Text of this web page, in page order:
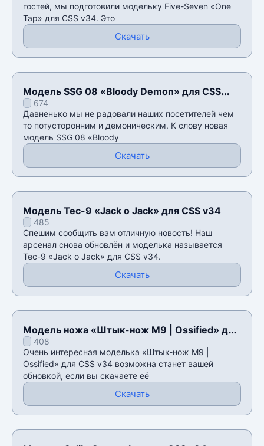
гостей, мы подготовили модельку Five-Seven «One
Tap» для CSS v34. Это
Скачать
Модель SSG 08 «Bloody Demon» для CSS
v34674
Давненько мы не радовали наших посетителей чем
то потусторонним и демоническим. К слову новая
модель SSG 08 «Bloody
Скачать
Модель Tec-9 «Jack o Jack» для CSS v34
485
Спешим сообщить вам отличную новость! Наш
арсенал снова обновлён и моделька называется
Tec-9 «Jack o Jack» для CSS v34.
Скачать
Модель ножа «Штык-нож M9 | Ossified» для
CSS v34
408
Очень интересная моделька «Штык-нож M9 |
Ossified» для CSS v34 возможна станет вашей
обновкой, если вы скачаете её
Скачать